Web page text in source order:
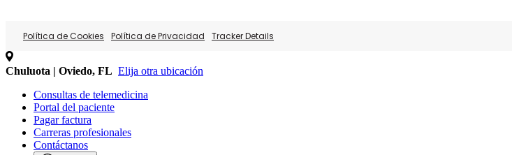
Política de Cookies Política de Privacidad Tracker Details
Chuluota | Oviedo, FL Elija otra ubicación
Consultas de telemedicina
Portal del paciente
Pagar factura
Carreras profesionales
Contáctanos